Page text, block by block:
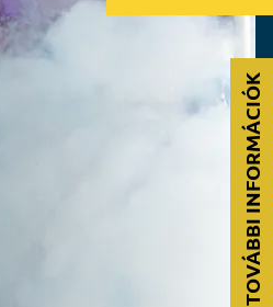
TOVÁBBI INFORMÁCIÓK